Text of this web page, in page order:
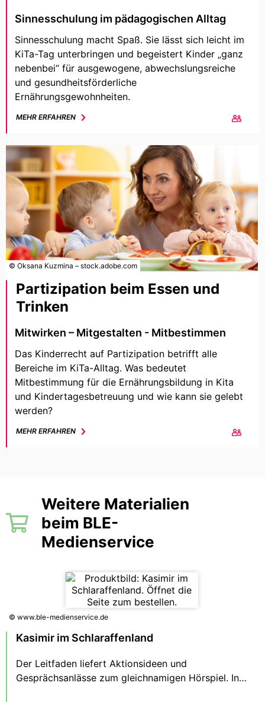
Sinnesschulung im pädagogischen Alltag
Sinnesschulung macht Spaß. Sie lässt sich leicht im
KiTa-Tag unterbringen und begeistert Kinder „ganz
nebenbei“ für ausgewogene, abwechslungsreiche
und gesundheitsförderliche
Ernährungsgewohnheiten.
MEHR ERFAHREN
© Oksana Kuzmina – stock.adobe.com
Partizipation beim Essen und
Trinken
Mitwirken – Mitgestalten - Mitbestimmen
Das Kinderrecht auf Partizipation betrifft alle
Bereiche im KiTa-Alltag. Was bedeutet
Mitbestimmung für die Ernährungsbildung in Kita
und Kindertagesbetreuung und wie kann sie gelebt
werden?
MEHR ERFAHREN
Weitere Materialien
beim BLE-
Medienservice
© www.ble-medienservice.de
Kasimir im Schlaraffenland
Der Leitfaden liefert Aktionsideen und
Gesprächsanlässe zum gleichnamigen Hörspiel. In